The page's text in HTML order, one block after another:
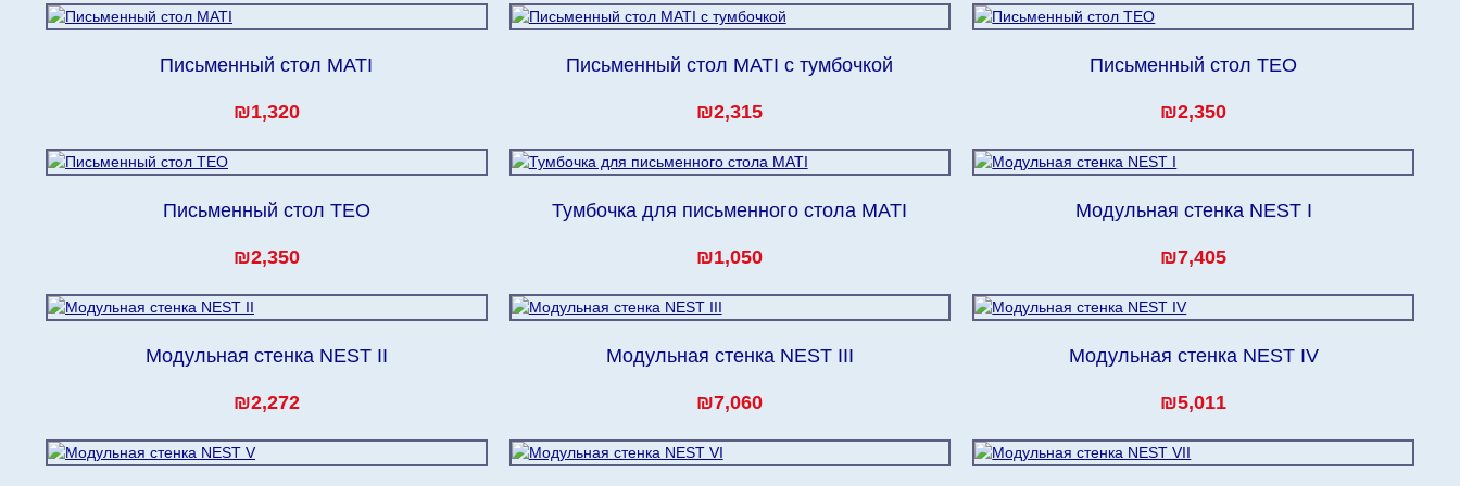
Письменный стол MATI
₪1,320
Письменный стол MATI с тумбочкой
₪2,315
Письменный стол TEO
₪2,350
Письменный стол TEO
₪2,350
Тумбочка для письменного стола MATI
₪1,050
Модульная стенка NEST I
₪7,405
Модульная стенка NEST II
₪2,272
Модульная стенка NEST III
₪7,060
Модульная стенка NEST IV
₪5,011